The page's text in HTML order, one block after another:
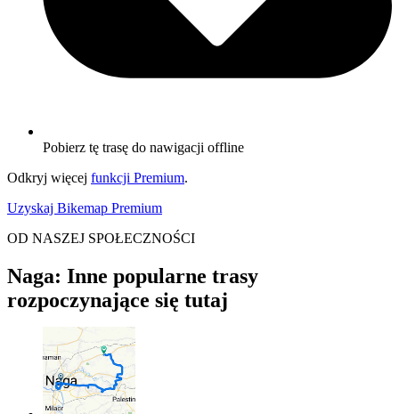
Pobierz tę trasę do nawigacji offline
Odkryj więcej funkcji Premium.
Uzyskaj Bikemap Premium
OD NASZEJ SPOŁECZNOŚCI
Naga: Inne popularne trasy
rozpoczynające się tutaj